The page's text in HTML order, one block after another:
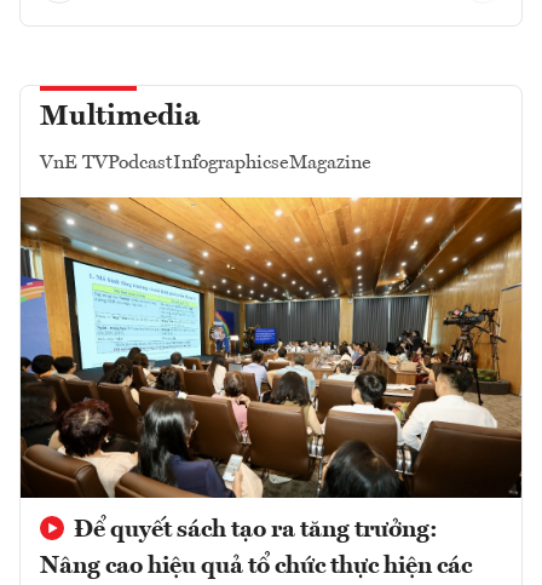
Multimedia
VnE TVPodcastInfographicseMagazine
Để quyết sách tạo ra tăng trưởng:
Nâng cao hiệu quả tổ chức thực hiện các